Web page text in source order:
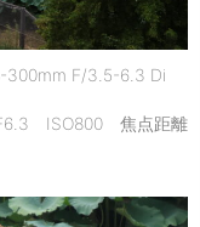
300mm F/3.5-6.3 Di
ISO800 焦点距離